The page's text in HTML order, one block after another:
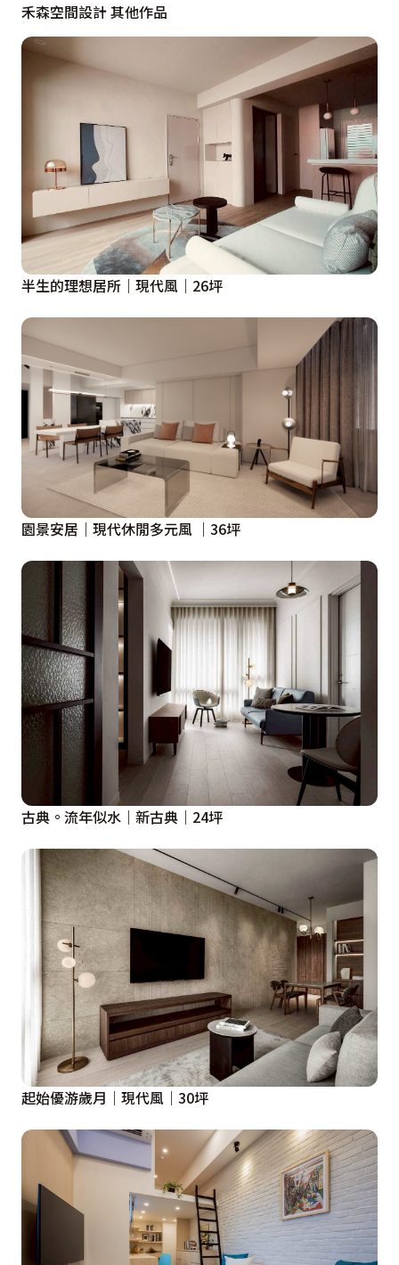
料理工作台，專用於製作麵包烘焙，設計了一個水槽，還
可以洗滌蔬果，達到油水分離效果。
禾森空間設計 其他作品
半生的理想居所｜現代風｜26坪
園景安居｜現代休閒多元風 ｜36坪
古典。流年似水｜新古典｜24坪
起始優游歲月｜現代風｜30坪